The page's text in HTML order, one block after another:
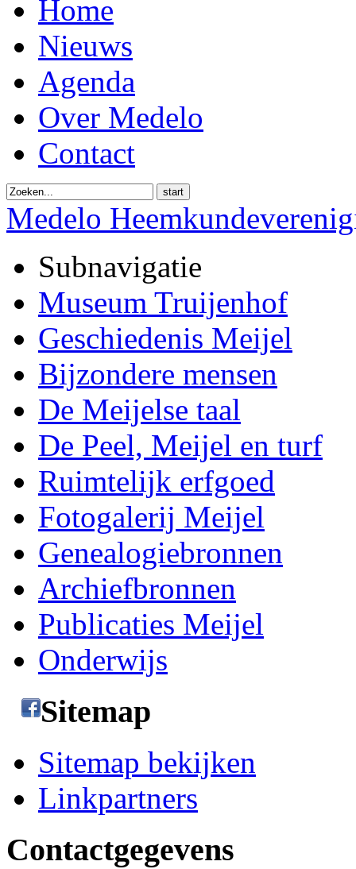
Home
Nieuws
Agenda
Over Medelo
Contact
start
Medelo
Subnavigatie
Museum Truijenhof
Geschiedenis Meijel
Bijzondere mensen
De Meijelse taal
De Peel, Meijel en turf
Ruimtelijk erfgoed
Fotogalerij Meijel
Genealogiebronnen
Archiefbronnen
Publicaties Meijel
Onderwijs
Sitemap
Sitemap bekijken
Linkpartners
Contactgegevens